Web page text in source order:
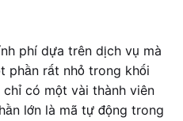
phí dựa trên dịch vụ mà
phần rất nhỏ trong khối
có một vài thành viên
lớn là mã tự động trong